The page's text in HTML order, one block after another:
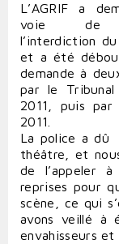
L’AGRIF a
voie de
l’interdiction
et a été
demande à
par le
2011, puis
2011.
La police a dû
théâtre, et
de l’appeler
reprises pour
scène, ce qui
avons veillé à
envahisseurs